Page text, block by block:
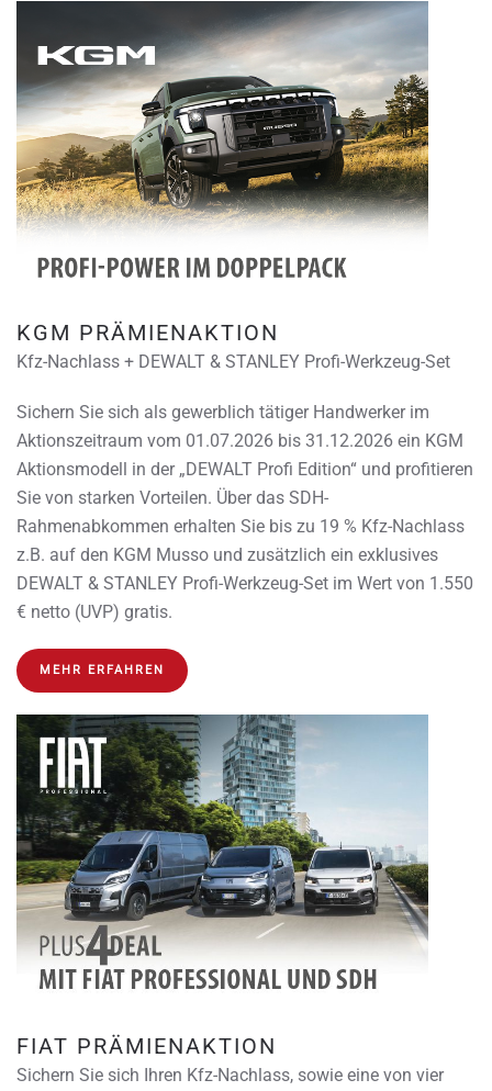
KGM PRÄMIENAKTION
Kfz-Nachlass + DEWALT & STANLEY Profi-Werkzeug-Set
Sichern Sie sich als gewerblich tätiger Handwerker im
Aktionszeitraum vom 01.07.2026 bis 31.12.2026 ein KGM
Aktionsmodell in der „DEWALT Profi Edition“ und profitieren
Sie von starken Vorteilen. Über das SDH-
Rahmenabkommen erhalten Sie bis zu 19 % Kfz-Nachlass
z.B. auf den KGM Musso und zusätzlich ein exklusives
DEWALT & STANLEY Profi-Werkzeug-Set im Wert von 1.550
€ netto (UVP) gratis.
MEHR ERFAHREN
FIAT PRÄMIENAKTION
Sichern Sie sich Ihren Kfz-Nachlass, sowie eine von vier